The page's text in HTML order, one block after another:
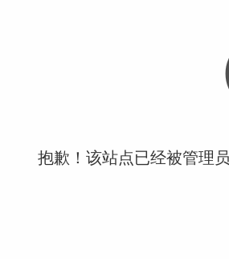
抱歉！该站点已经被管理